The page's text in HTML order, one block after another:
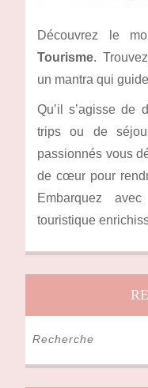
Découvrez le
Tourisme.
un mantra qui
Qu’il s’agisse de
trips ou de
passionnés vous
de cœur pour
Embarquez
touristique
Search